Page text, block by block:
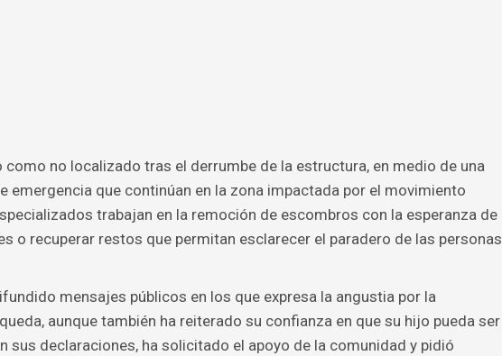
como no localizado tras el derrumbe de la estructura, en medio de una
emergencia que continúan en la zona impactada por el movimiento
trabajan en la remoción de escombros con la esperanza de
o recuperar restos que permitan esclarecer el paradero de las personas
mensajes públicos en los que expresa la angustia por la
aunque también ha reiterado su confianza en que su hijo pueda ser
sus declaraciones, ha solicitado el apoyo de la comunidad y pidió